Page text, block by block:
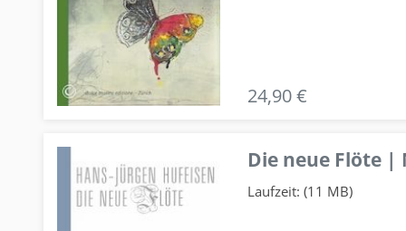
24,90 €
Die neue Flöte |
Laufzeit: (11 MB)